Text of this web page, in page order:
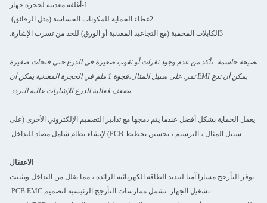
اترك رسالة
1-أغلفة معدنية لحجرة جهاز
2غطاء الحماية للمكونات الحساسة (مثل الرقائق).
3الكابلات المحمية (مع التجاعيد المعدنية أو الورق) للحد من تسرب الإشارة.
نصيحة حاسمة: تأكد من عدم وجود ثغرات أو ثقوب صغيرة في الدرع حتى فتحات صغيرة
يمكن أن تدع EMI تمر. على سبيل المثال،فجوة 1 ملم في الحجرة المعدنية يمكن أن
تضعف فعالية الدرع للإشارات عالية التردد.
يعمل الحماية بشكل أفضل عندما يتم دمجها مع تدابير التصميم الإلكتروني الأخرى (على
سبيل المثال ، الترسيم ، تحسين تخطيط PCB) لإنشاء نظام شامل مضاد للتداخل.
الاعتقال
يوفر التأرجح مسارا آمنا لتبديد الطاقة الكهربائية الزائدة ، مما يقلل من التداخل وتثبيت
تشغيل الجهاز. تشمل ممارسات التأرجح الرئيسية لتصميم PCB EMC: